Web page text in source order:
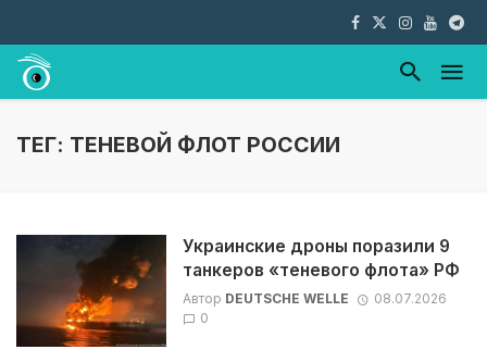
ТЕГ: ТЕНЕВОЙ ФЛОТ РОССИИ
Украинские дроны поразили 9
танкеров «теневого флота» РФ
Автор DEUTSCHE WELLE
08.07.2026
0